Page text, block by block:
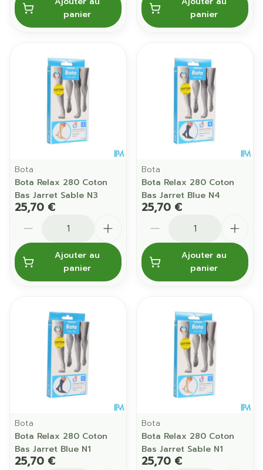
panier
panier
Bota
Bota Relax 280 Coton
Bas Jarret Sable N3
25,70 €
Ajouter au
panier
Bota
Bota Relax 280 Coton
Bas Jarret Blue N4
25,70 €
Ajouter au
panier
Bota
Bota Relax 280 Coton
Bas Jarret Blue N1
25,70 €
Bota
Bota Relax 280 Coton
Bas Jarret Sable N1
25,70 €